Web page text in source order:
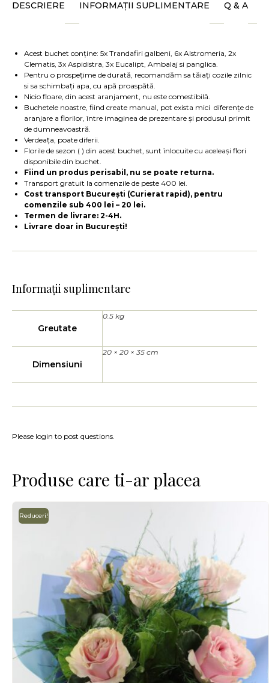
DESCRIERE INFORMAȚII SUPLIMENTARE Q & A
Acest buchet conține: 5x Trandafiri galbeni, 6x Alstromeria, 2x
Clematis, 3x Aspidistra, 3x Eucalipt, Ambalaj si panglica.
Pentru o prospețime de durată, recomandăm sa tăiați cozile zilnic
si sa schimbați apa, cu apă proaspătă.
Nicio floare, din acest aranjament, nu este comestibilă.
Buchetele noastre, fiind create manual, pot exista mici diferențe de
aranjare a florilor, între imaginea de prezentare și produsul primit
de dumneavoastră.
Verdeața, poate diferii.
Florile de sezon ( ) din acest buchet, sunt înlocuite cu aceleași flori
disponibile din buchet.
Fiind un produs perisabil, nu se poate returna.
Transport gratuit la comenzile de peste 400 lei.
Cost transport București (Curierat rapid), pentru
comenzile sub 400 lei – 20 lei.
Termen de livrare: 2-4H.
Livrare doar in București!
Informații suplimentare
Greutate
0.5 kg
Dimensiuni
20 × 20 × 35 cm
Please login to post questions.
Produse care ti-ar placea
Reduceri!